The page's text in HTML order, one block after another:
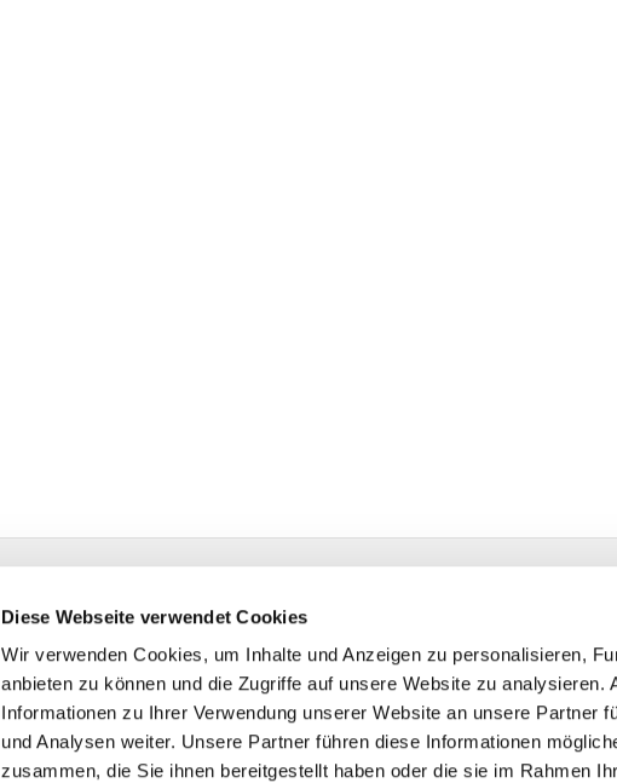
Diese Webseite verwendet Cookies
Wir verwenden Cookies, um Inhalte und Anzeigen zu personalisieren,
anbieten zu können und die Zugriffe auf unsere Website zu analysieren.
Informationen zu Ihrer Verwendung unserer Website an unsere Partner
und Analysen weiter. Unsere Partner führen diese Informationen
zusammen, die Sie ihnen bereitgestellt haben oder die sie im Rahmen
Dietrich-Bonhoeffer-Platz 1
45739 Oer-Erkenschwick
Telefon:
02368 1461
gemeindebuero@evangelisch-in-oe.de